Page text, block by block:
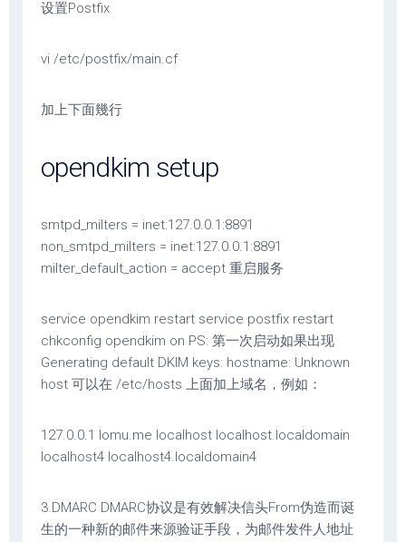
设置Postfix
vi /etc/postfix/main.cf
加上下面幾行
opendkim setup
smtpd_milters = inet:127.0.0.1:8891
non_smtpd_milters = inet:127.0.0.1:8891
milter_default_action = accept 重启服务
service opendkim restart service postfix restart
chkconfig opendkim on PS: 第一次启动如果出现
Generating default DKIM keys: hostname: Unknown
host 可以在 /etc/hosts 上面加上域名，例如：
127.0.0.1 lomu.me localhost localhost.localdomain
localhost4 localhost4.localdomain4
3.DMARC DMARC协议是有效解决信头From伪造而诞
生的一种新的邮件来源验证手段，为邮件发件人地址